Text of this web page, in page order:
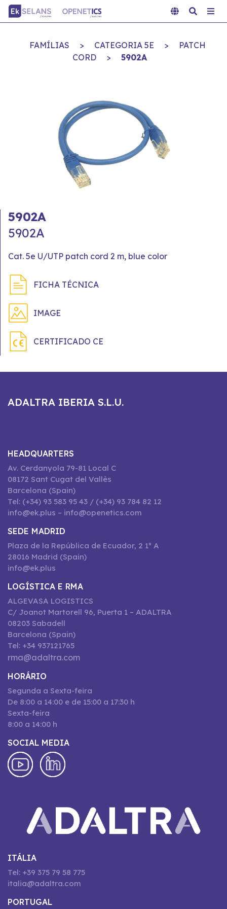
FAMÍLIAS > CATEGORIA 5E >
PATCH
CORD
> 5902A
5902A
5902A
Cat. 5e U/UTP patch cord 2 m, blue color
FICHA TÉCNICA
IMAGE
CERTIFICADO CE
ADALTRA IBERIA S.L.U.
HEADQUARTERS
Av. Cerdanyola 79-81 Local C
08172 Sant Cugat del Vallès
Barcelona (Spain)
Tel: (+34) 93 583 95 43 / (+34) 93 784 82 12
info@ek.plus – info@openetics.com
SEDE MADRID
Plaza de la República de Ecuador, 2 1º A
28016 Madrid (Spain)
info@ek.plus
LOGÍSTICA E RMA
ALGEVASA LOGISTICS
C/ Joanot Martorell 96, Puerta 1 – ADALTRA
08203 Sabadell
Barcelona (Spain)
Tel: +34 937121765
rma@adaltra.com
HORÁRIO
Segunda a Sexta-feira
De 8:00 a 14:00 e de 15:00 a 17:30 h
Sexta-feira
8:00 a 14:00 h
SOCIAL MEDIA
ITÁLIA
Tel: +39 375 79 58 775
italia@adaltra.com
PORTUGAL